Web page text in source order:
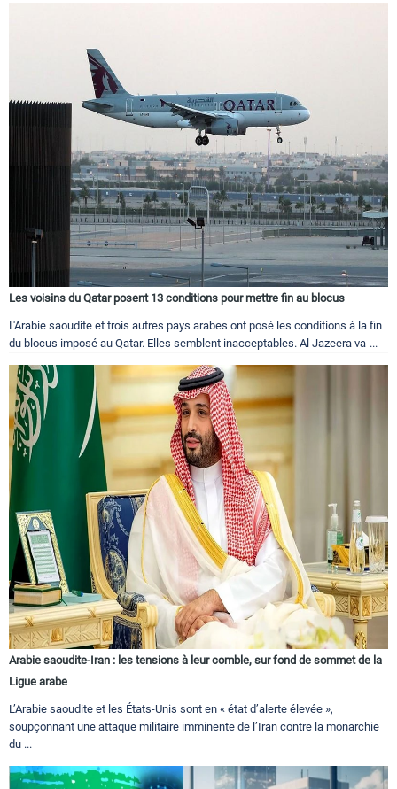
Les voisins du Qatar posent 13 conditions pour mettre fin au blocus
L'Arabie saoudite et trois autres pays arabes ont posé les conditions à la fin
du blocus imposé au Qatar. Elles semblent inacceptables. Al Jazeera va-...
Arabie saoudite-Iran : les tensions à leur comble, sur fond de sommet de la
Ligue arabe
L’Arabie saoudite et les États-Unis sont en « état d’alerte élevée »,
soupçonnant une attaque militaire imminente de l’Iran contre la monarchie
du ...